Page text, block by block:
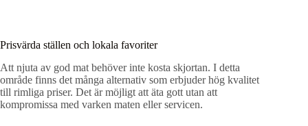
Prisvärda ställen och lokala favoriter
Att njuta av god mat behöver inte kosta skjortan. I detta
område finns det många alternativ som erbjuder hög kvalitet
till rimliga priser. Det är möjligt att äta gott utan att
kompromissa med varken maten eller servicen.